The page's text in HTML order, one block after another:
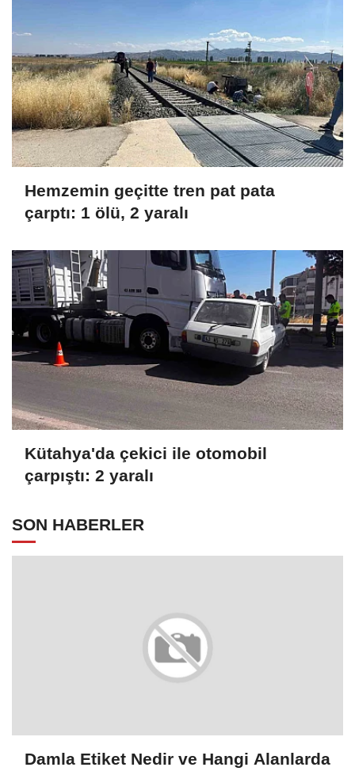
Hemzemin geçitte tren pat pata
çarptı: 1 ölü, 2 yaralı
Kütahya'da çekici ile otomobil
çarpıştı: 2 yaralı
SON HABERLER
Damla Etiket Nedir ve Hangi Alanlarda